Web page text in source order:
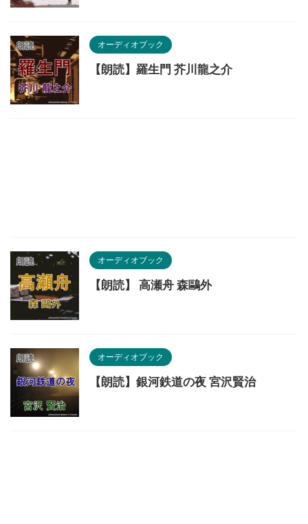
オーディオブック
【朗読】羅生門 芥川龍之介
オーディオブック
【朗読】 高瀬舟 森鷗外
オーディオブック
【朗読】銀河鉄道の夜 宮沢賢治